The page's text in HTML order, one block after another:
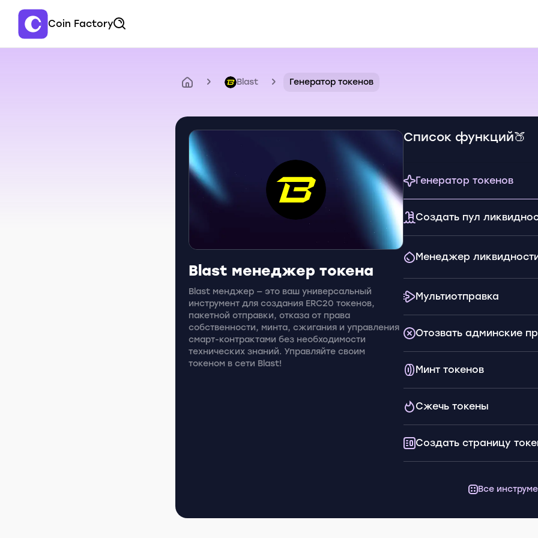
Coin Factory
Blast Генератор токенов
Blast менеджер токена
Blast менджер — это ваш универсальный
инструмент для создания ERC20 токенов,
пакетной отправки, отказа от права
собственности, минта, сжигания и управления
смарт-контрактами без необходимости
технических знаний. Управляйте своим
токеном в сети Blast!
Список функций🍑
Генератор токенов
Создать пул
Менеджер
Мультиотправка
Отозвать админские
Минт токенов
Сжечь токены
Создать страницу
Все